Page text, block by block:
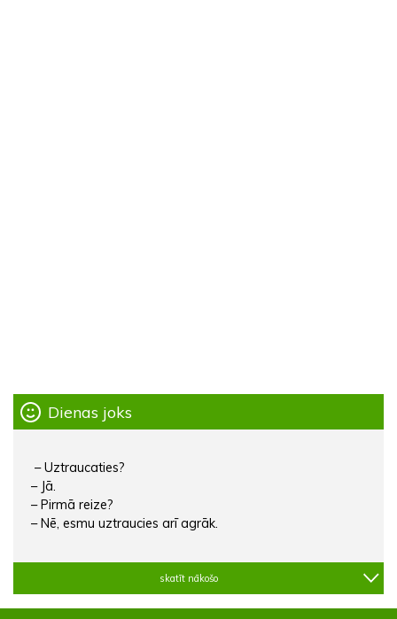
Dienas joks
– Uztraucaties?
– Jā.
– Pirmā reize?
– Nē, esmu uztraucies arī agrāk.
skatīt nākošo